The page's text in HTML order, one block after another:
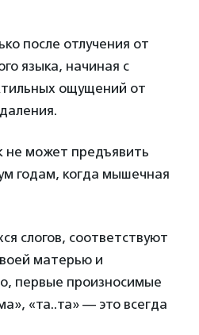
после отлучения от
языка, начиная с
ощущений от
не может предъявить
годам, когда мышечная
слогов, соответствуют
матерью и
первые произносимые
«та..та» — это всегда